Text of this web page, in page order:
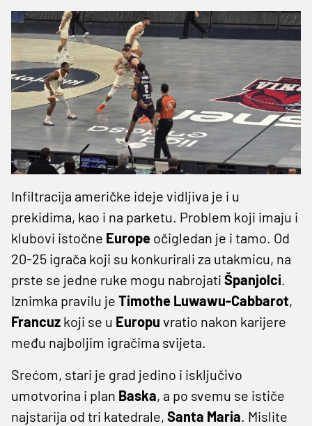
Infiltracija američke ideje vidljiva je i u
prekidima, kao i na parketu. Problem koji imaju i
klubovi istočne Europe očigledan je i tamo. Od
20-25 igrača koji su konkurirali za utakmicu, na
prste se jedne ruke mogu nabrojati Španjolci.
Iznimka pravilu je Timothe Luwawu-Cabbarot,
Francuz koji se u Europu vratio nakon karijere
među najboljim igračima svijeta.
Srećom, stari je grad jedino i isključivo
umotvorina i plan Baska, a po svemu se ističe
najstarija od tri katedrale, Santa Maria. Mislite